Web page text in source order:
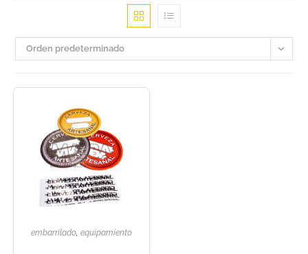
Orden predeterminado
embarrilado, equipamiento